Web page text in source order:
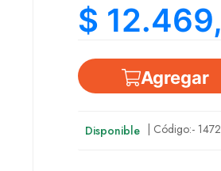
$
Agregar
Disponible | Código:-